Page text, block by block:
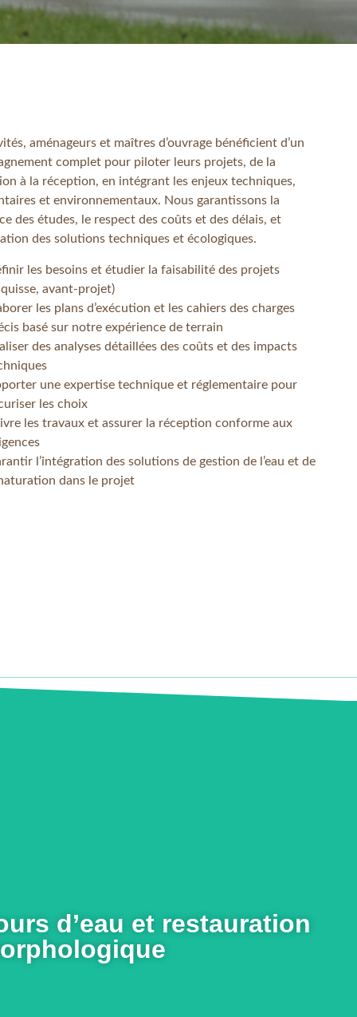
aménageurs et maîtres d’ouvrage bénéficient d’un
complet pour piloter leurs projets, de la
à la réception, en intégrant les enjeux techniques,
et environnementaux. Nous garantissons la
des études, le respect des coûts et des délais, et
des solutions techniques et écologiques.
les besoins et étudier la faisabilité des projets
avant-projet)
les plans d’exécution et les cahiers des charges
basé sur notre expérience de terrain
des analyses détaillées des coûts et des impacts
une expertise technique et réglementaire pour
les choix
les travaux et assurer la réception conforme aux
l’intégration des solutions de gestion de l’eau et de
dans le projet
d’eau et restauration
plus
Exemples